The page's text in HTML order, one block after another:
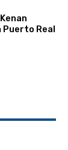
Real